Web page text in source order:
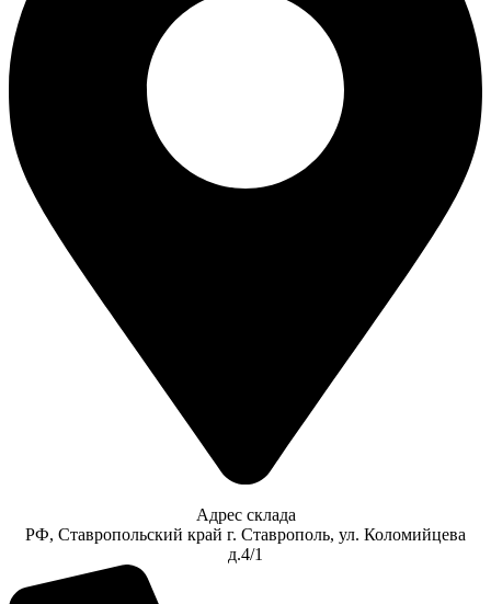
Адрес склада
РФ, Ставропольский край г. Ставрополь, ул. Коломийцева
д.4/1